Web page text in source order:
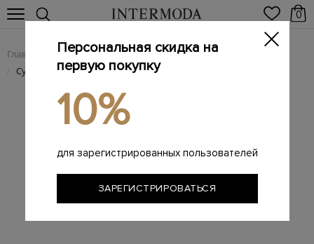
0
Главная Женщинам / Женские сумки из натуральной кожи
/ Сумка Phoenix Baguette ручной работы из гладкой кожи
Персональная скидка на
первую покупку
10%
для зарегистрированных пользователей
ЗАРЕГИСТРИРОВАТЬСЯ